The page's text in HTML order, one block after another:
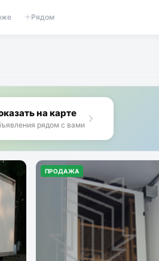
Рядом
на карте
рядом с вами
ПРОДАЖА